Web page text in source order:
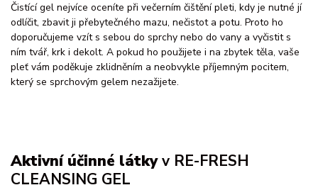
Čistící gel nejvíce oceníte při večerním čištění pleti, kdy je nutné jí
odlíčit, zbavit ji přebytečného mazu, nečistot a potu. Proto ho
doporučujeme vzít s sebou do sprchy nebo do vany a vyčistit s
ním tvář, krk i dekolt. A pokud ho použijete i na zbytek těla, vaše
pleť vám poděkuje zklidněním a neobvykle příjemným pocitem,
který se sprchovým gelem nezažijete.
Aktivní účinné látkyv RE-FRESH
CLEANSING GEL